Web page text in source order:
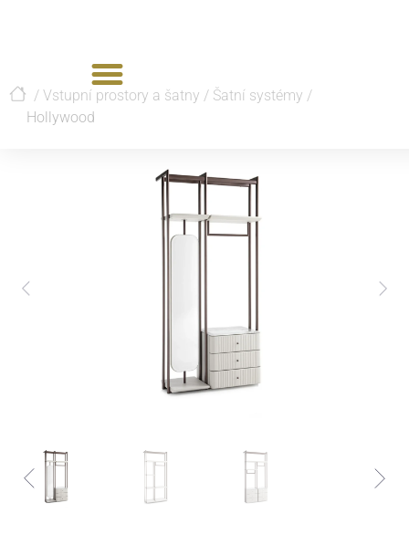
/ Vstupní prostory a šatny / Šatní systémy /
Hollywood